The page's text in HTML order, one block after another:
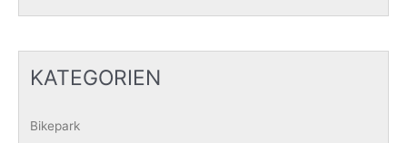
KATEGORIEN
Bikepark